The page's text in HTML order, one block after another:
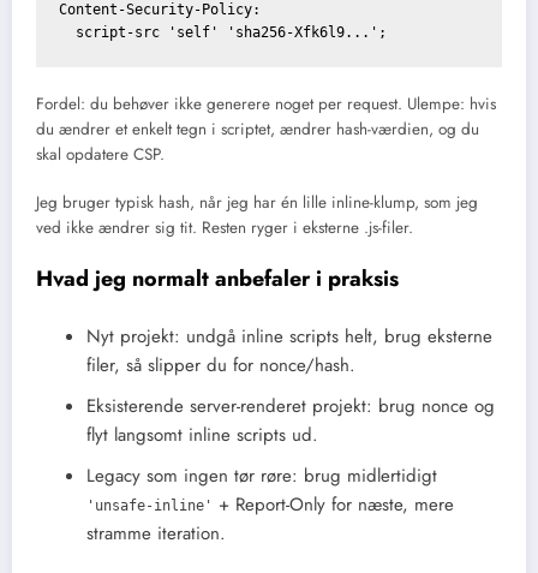
Content-Security-Policy:
Fordel: du behøver ikke generere noget per request. Ulempe: hvis
du ændrer et enkelt tegn i scriptet, ændrer hash-værdien, og du
skal opdatere CSP.
Jeg bruger typisk hash, når jeg har én lille inline-klump, som jeg
ved ikke ændrer sig tit. Resten ryger i eksterne .js-filer.
Hvad jeg normalt anbefaler i praksis
Nyt projekt: undgå inline scripts helt, brug eksterne
filer, så slipper du for nonce/hash.
Eksisterende server-renderet projekt: brug nonce og
flyt langsomt inline scripts ud.
Legacy som ingen tør røre: brug midlertidigt
'unsafe-inline'
+ Report-Only for næste, mere
stramme iteration.